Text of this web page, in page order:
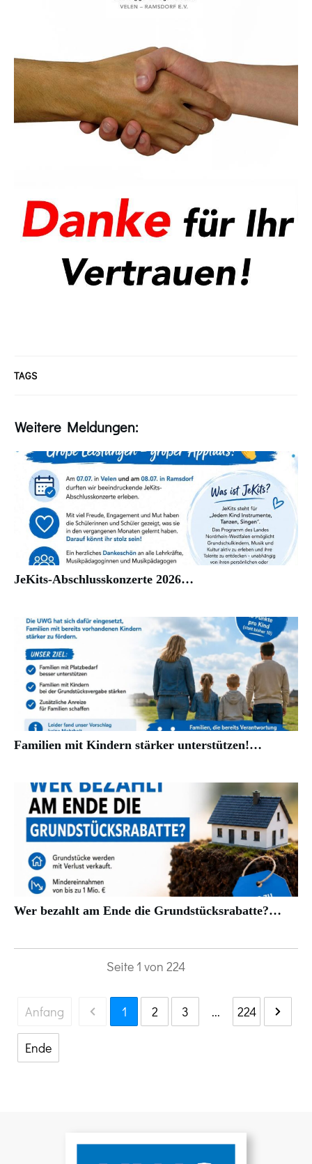
TAGS
Weitere Meldungen:
JeKits-Abschlusskonzerte 2026…
Familien mit Kindern stärker unterstützen!…
Wer bezahlt am Ende die Grundstücksrabatte?…
Seite 1 von 224
Anfang 1 2 3 ... 224
Ende